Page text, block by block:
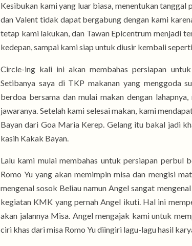
Kesibukan kami yang luar biasa, menentukan tanggal
dan Valent tidak dapat bergabung dengan kami
tetap kami lakukan, dan Tawan Epicentrum menjadi
kedepan, sampai kami siap untuk diusir kembali
Circle-ing kali ini akan membahas persiapan
Setibanya saya di TKP makanan yang menggoda
berdoa bersama dan mulai makan dengan
jawaranya. Setelah kami selesai makan, kami
Bayan dari Goa Maria Kerep. Gelang itu bakal jadi
kasih Kakak Bayan.
Lalu kami mulai membahas untuk persiapan perbul
Romo Yu yang akan memimpin misa dan mengisi
mengenal sosok Beliau namun Angel sangat
kegiatan KMK yang pernah Angel ikuti. Hal ini
akan jalannya Misa. Angel mengajak kami untuk
ciri khas dari misa Romo Yu diingiri lagu-lagu hasil